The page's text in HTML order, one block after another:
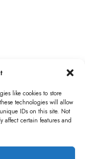
like cookies to store
technologies will allow
IDs on this site. Not
affect certain features and